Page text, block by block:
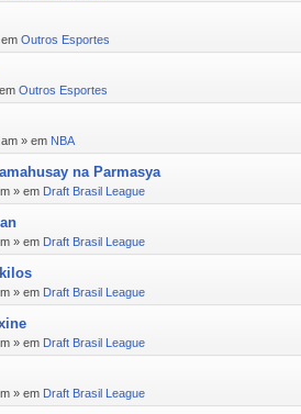
Outros Esportes
Outros Esportes
» em NBA
na Parmasya
» em Draft Brasil League
» em Draft Brasil League
» em Draft Brasil League
» em Draft Brasil League
» em Draft Brasil League